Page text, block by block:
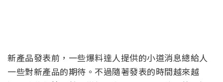
新產品發表前，一些爆料達人提供的小道消息總給人
一些對新產品的期待。不過隨著發表的時間越來越